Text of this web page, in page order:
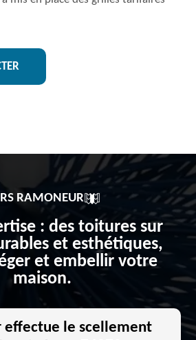
RS RAMONEUR
: des toitures sur
et esthétiques,
et embellir votre
maison.
effectue le scellement